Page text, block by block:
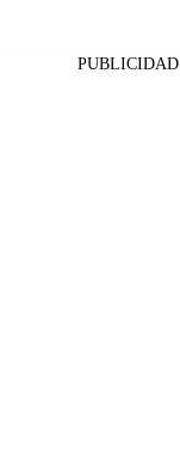
PUBLICIDAD